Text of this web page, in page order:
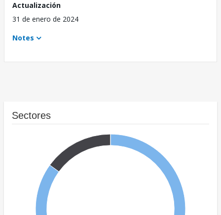
Actualización
31 de enero de 2024
Notes
Sectores